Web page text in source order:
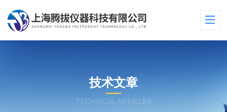
技术文章
TECHNICAL ARTICLES